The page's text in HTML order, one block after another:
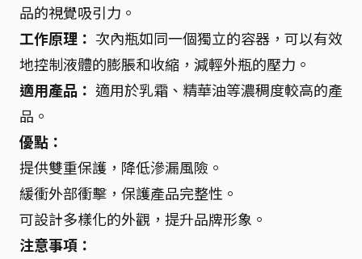
品的視覺吸引力。
工作原理： 次內瓶如同一個獨立的容器，可以有效
地控制液體的膨脹和收縮，減輕外瓶的壓力。
適用產品： 適用於乳霜、精華油等濃稠度較高的產
品。
優點：
提供雙重保護，降低滲漏風險。
緩衝外部衝擊，保護產品完整性。
可設計多樣化的外觀，提升品牌形象。
注意事項：